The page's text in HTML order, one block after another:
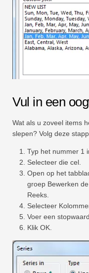
Vul in een
Wat als u zoveel items
slepen? Volg deze
Typ het nummer 1
Selecteer die cel.
Open op het
groep Bewerken
Reeks.
Selecteer
Voer een
Klik OK.